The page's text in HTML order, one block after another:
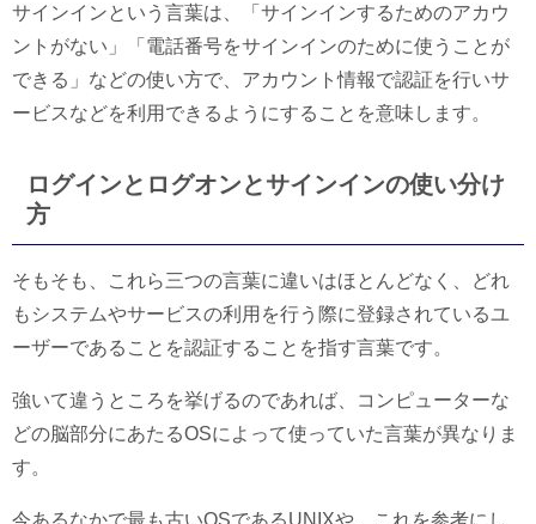
サインインという言葉は、「サインインするためのアカウ
ントがない」「電話番号をサインインのために使うことが
できる」などの使い方で、アカウント情報で認証を行いサ
ービスなどを利用できるようにすることを意味します。
ログインとログオンとサインインの使い分け
方
そもそも、これら三つの言葉に違いはほとんどなく、どれ
もシステムやサービスの利用を行う際に登録されているユ
ーザーであることを認証することを指す言葉です。
強いて違うところを挙げるのであれば、コンピューターな
どの脳部分にあたるOSによって使っていた言葉が異なりま
す。
今あるなかで最も古いOSであるUNIXや、これを参考にし